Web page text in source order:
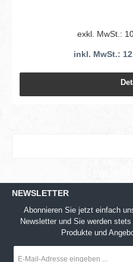
exkl. MwSt.:
inkl. MwSt.:
NEWSLETTER
Abonnieren Sie jetzt einfach
Newsletter und Sie werden
Produkte und
Mail-